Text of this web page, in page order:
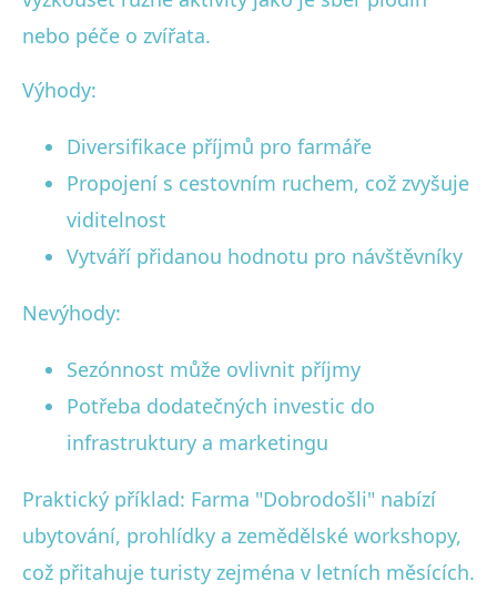
nebo péče o zvířata.
Výhody:
Diversifikace příjmů pro farmáře
Propojení s cestovním ruchem, což zvyšuje
viditelnost
Vytváří přidanou hodnotu pro návštěvníky
Nevýhody:
Sezónnost může ovlivnit příjmy
Potřeba dodatečných investic do
infrastruktury a marketingu
Praktický příklad: Farma "Dobrodošli" nabízí
ubytování, prohlídky a zemědělské workshopy,
což přitahuje turisty zejména v letních měsících.